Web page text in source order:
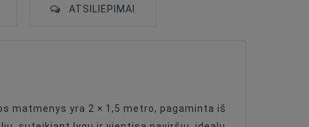
ATSILIEPIMAI
matmenys yra 2 × 1,5 metro, pagaminta iš